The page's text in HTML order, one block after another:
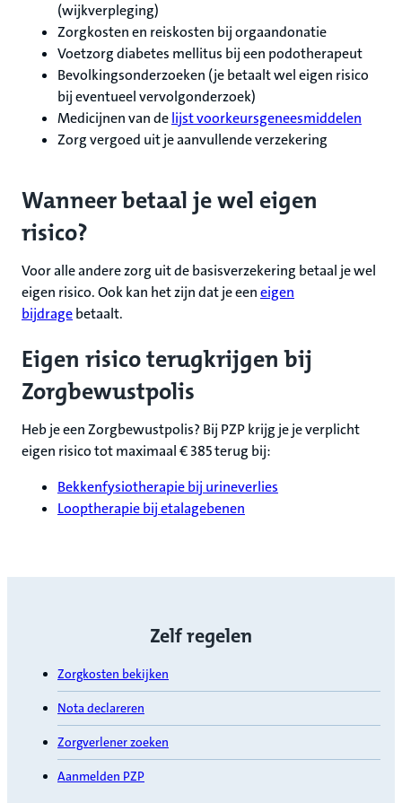
(wijkverpleging)
Zorgkosten en reiskosten bij orgaandonatie
Voetzorg diabetes mellitus bij een podotherapeut
Bevolkingsonderzoeken (je betaalt wel eigen risico
bij eventueel vervolgonderzoek)
Medicijnen van delijst voorkeursgeneesmiddelen
Zorg vergoed uit je aanvullende verzekering
Wanneer betaal je wel eigen
risico?
Voor alle andere zorg uit de basisverzekering betaal je wel
eigen risico. Ook kan het zijn dat je eeneigen
bijdragebetaalt.
Eigen risico terugkrijgen bij
Zorgbewustpolis
Heb je een Zorgbewustpolis? Bij PZP krijg je je verplicht
eigen risico tot maximaal € 385 terug bij:
Bekkenfysiotherapie bij urineverlies
Looptherapie bij etalagebenen
Zelf regelen
Zorgkosten bekijken
Nota declareren
Zorgverlener zoeken
Aanmelden PZP